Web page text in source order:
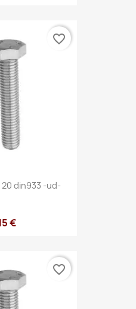
20 din933 -ud-
€
favorite_border
favorite_border